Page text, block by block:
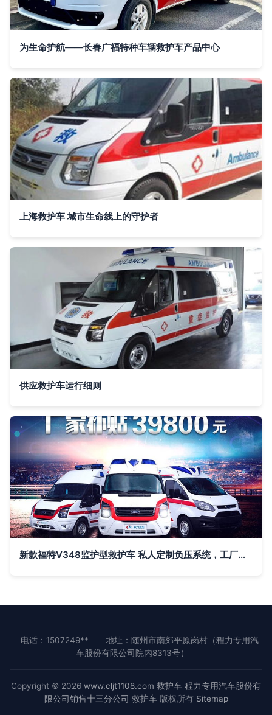
为生命护航——长春广福特种车辆救护车产品中心
上海救护车 城市生命线上的守护者
供应救护车运行细则
新款福特V348监护型救护车 私人定制负压系统，工厂直供包上户送车
电话：1507249**
地址：随州市南郊平原岗村（程力专用汽
车股份有限公司院内8313号）
Copyright © 2026 www.cljt1108.com 救护车 程力专用汽车股份有
限公司销售十三分公司 救护车版权所有 Sitemap